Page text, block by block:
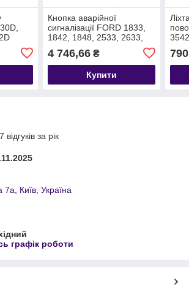
Кнопка аварійної
сигналізації FORD 1833,
1842, 1848, 2533, 2633,
T219048 GC4613A350AA
4 746,66₴
Купити
790
за рік
7а, Київ, Україна
графік роботи